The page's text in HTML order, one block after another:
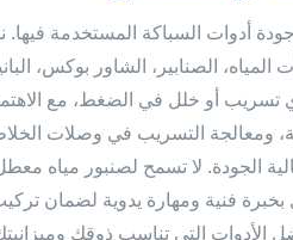
أدوات السباكة المستخدمة
الصنابير، الشاور بوكس،
أو خلل في الضغط، مع
ومعالجة التسريب في وصلات
الجودة. لا تسمح لصنبور مياه
بخبرة فنية ومهارة يدوية لضمان
الأدوات التي تناسب ذوقك